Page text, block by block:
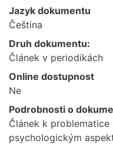
Jazyk dokumentu
Čeština
Druh dokumentu:
Článek v periodikách
Online dostupnost
Ne
Podrobnosti o
Článek k problematice
psychologickým